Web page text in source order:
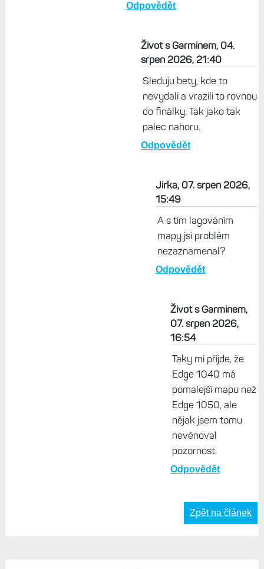
Odpovědět
Život s Garminem, 04.
srpen 2026, 21:40
Sleduju bety, kde to
nevydali a vrazili to rovnou
do finálky. Tak jako tak
palec nahoru.
Odpovědět
Jirka, 07. srpen 2026,
15:49
A s tím lagováním
mapy jsi problém
nezaznamenal?
Odpovědět
Život s Garminem,
07. srpen 2026,
16:54
Taky mi přijde, že
Edge 1040 má
pomalejší mapu než
Edge 1050, ale
nějak jsem tomu
nevěnoval
pozornost.
Odpovědět
Zpět na článek